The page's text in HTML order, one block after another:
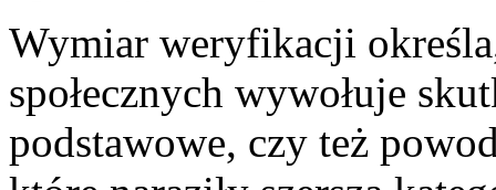
Wymiar weryfikacji
społecznych wywołuje
podstawowe, czy też